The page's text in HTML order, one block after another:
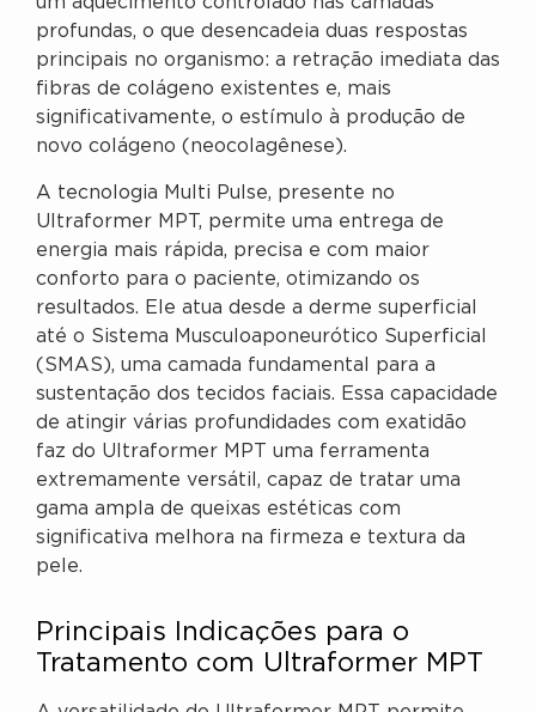
profundas, o que desencadeia duas respostas
principais no organismo: a retração imediata das
fibras de colágeno existentes e, mais
significativamente, o estímulo à produção de
novo colágeno (neocolagênese).
A tecnologia Multi Pulse, presente no
Ultraformer MPT, permite uma entrega de
energia mais rápida, precisa e com maior
conforto para o paciente, otimizando os
resultados. Ele atua desde a derme superficial
até o Sistema Musculoaponeurótico Superficial
(SMAS), uma camada fundamental para a
sustentação dos tecidos faciais. Essa capacidade
de atingir várias profundidades com exatidão
faz do Ultraformer MPT uma ferramenta
extremamente versátil, capaz de tratar uma
gama ampla de queixas estéticas com
significativa melhora na firmeza e textura da
pele.
Principais Indicações para o
Tratamento com Ultraformer MPT